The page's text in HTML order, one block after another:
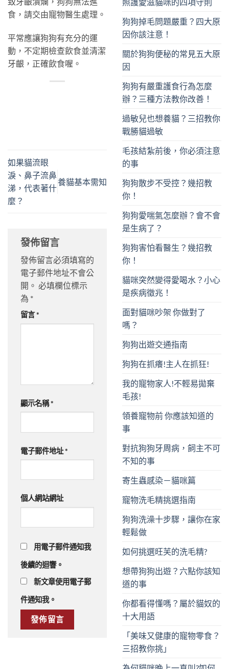
食，請交由寵物醫生處理。
平常應讓狗狗有充分的運
動，不定期檢查飲食並清潔
牙齦，正確飲食喔。
如果貓流眼
淚、鼻子流鼻
涕，代表著什
麼？
養貓基本需知
發佈留言
發佈留言必須填寫的
電子郵件地址不會公
開。 必填欄位標示
為 *
留言*
顯示名稱*
電子郵件地址*
個人網站網址
用電子郵件通知我
後續的迴響。
新文章使用電子郵
件通知我。
狗狗掉毛問題嚴重？四大原
因你該注意！
關於狗狗便秘的常見五大原
因
狗狗有嚴重護食行為怎麼
辦？三種方法教你改善！
過敏兒也想養貓？三招教你
戰勝貓過敏
毛孩結紮前後，你必須注意
的事
狗狗散步不受控？幾招教
你！
狗狗愛喘氣怎麼辦？會不會
是生病了？
狗狗害怕看醫生？幾招教
你！
貓咪突然變得愛喝水？小心
是疾病徵兆！
面對貓咪吵架 你做對了
嗎？
狗狗出遊交通指南
狗狗在抓癢!主人在抓狂!
我的寵物家人!不輕易拋棄
毛孩!
領養寵物前 你應該知道的
事
對抗狗狗牙周病，飼主不可
不知的事
寄生蟲感染－貓咪篇
寵物洗毛精挑選指南
狗狗洗澡十步驟，讓你在家
輕鬆做
如何挑選旺芙的洗毛精?
想帶狗狗出遊？六點你該知
道的事
你都看得懂嗎？屬於貓奴的
十大用語
「美味又健康的寵物零食？
三招教你挑」